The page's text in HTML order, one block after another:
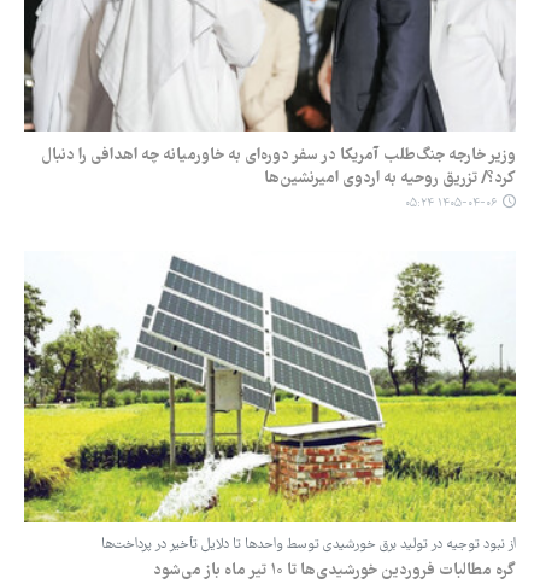
وزیر خارجه جنگ‌طلب آمریکا در سفر دوره‌ای‌ به خاورمیانه چه اهدافی را دنبال
کرد؟/ تزریق روحیه به اردوی امیرنشین‌ها
۱۴۰۵-۰۴-۰۶ ۰۵:۲۴
از نبود توجیه در تولید برق خورشیدی توسط واحدها تا دلایل تأخیر در پرداخت‌ها
گره مطالبات فروردین خورشیدی‌ها تا ۱۰ تیر ماه باز می‌شود